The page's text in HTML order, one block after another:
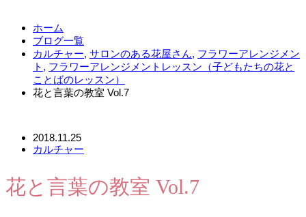
ホーム
ブログ一覧
カルチャー, サロンのある花屋さん, フラワーアレンジメン
ト , フラワーアレンジメントレッスン（子どもたちの花と
ことばのレッスン）
花と言葉の教室 Vol.7
2018.11.25
カルチャー
花と言葉の教室 Vol.7